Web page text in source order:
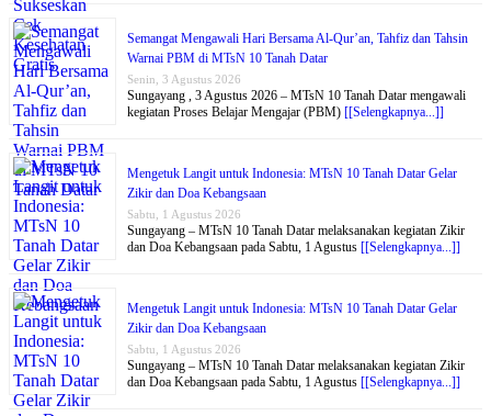
Semangat Mengawali Hari Bersama Al-Qur’an, Tahfiz dan Tahsin
Warnai PBM di MTsN 10 Tanah Datar
Senin, 3 Agustus 2026
Sungayang , 3 Agustus 2026 – MTsN 10 Tanah Datar mengawali
kegiatan Proses Belajar Mengajar (PBM) [[Selengkapnya...]]
Mengetuk Langit untuk Indonesia: MTsN 10 Tanah Datar Gelar
Zikir dan Doa Kebangsaan
Sabtu, 1 Agustus 2026
Sungayang – MTsN 10 Tanah Datar melaksanakan kegiatan Zikir
dan Doa Kebangsaan pada Sabtu, 1 Agustus [[Selengkapnya...]]
Mengetuk Langit untuk Indonesia: MTsN 10 Tanah Datar Gelar
Zikir dan Doa Kebangsaan
Sabtu, 1 Agustus 2026
Sungayang – MTsN 10 Tanah Datar melaksanakan kegiatan Zikir
dan Doa Kebangsaan pada Sabtu, 1 Agustus [[Selengkapnya...]]